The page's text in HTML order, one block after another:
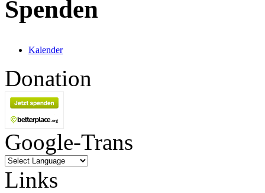
Spenden
Kalender
Donation
Google-Trans
Links